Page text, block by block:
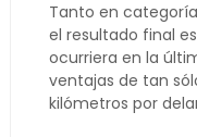
Tanto en
el resultado final
ocurriera en la
ventajas de tan
kilómetros por